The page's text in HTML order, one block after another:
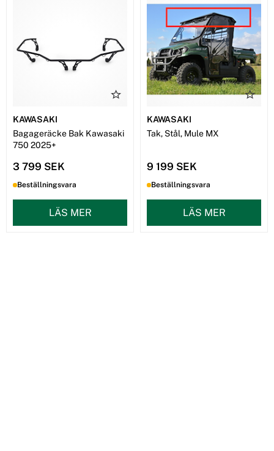
KAWASAKI
Bagageräcke Bak Kawasaki
750 2025+
3 799 SEK
Beställningsvara
LÄS MER
KAWASAKI
Tak, Stål, Mule MX
9 199 SEK
Beställningsvara
LÄS MER